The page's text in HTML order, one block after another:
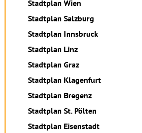
Stadtplan Wien
Stadtplan Salzburg
Stadtplan Innsbruck
Stadtplan Linz
Stadtplan Graz
Stadtplan Klagenfurt
Stadtplan Bregenz
Stadtplan St. Pölten
Stadtplan Eisenstadt